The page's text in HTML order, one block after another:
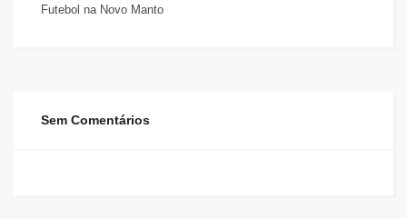
Futebol na Novo Manto
Sem Comentários